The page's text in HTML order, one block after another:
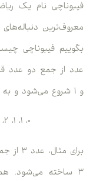
فیبوناچی نام یک
معروف‌ترین
بگوییم فیبوناچی
و ۱ شروع می‌شود و به همین ترتیب ادامه پیدا می‌کند:
۰، ۱، ۱، ۲، ۳، ۵، ۸، ۱۳، ۲۱، ۳۴، ۵۵، ۸۹ و…
۳ ساخته می‌شود.